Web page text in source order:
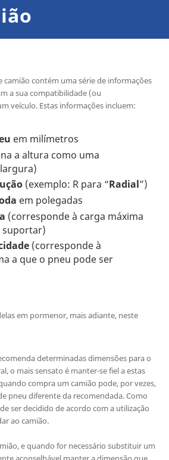
camião contém uma série de informações
a sua compatibilidade (ou
veículo. Estas informações incluem:
em milímetros
a altura como uma
(exemplo: R para “Radial”)
em polegadas
(corresponde à carga máxima
suportar)
(corresponde à
a que o pneu pode ser
em pormenor, mais adiante, neste
determinadas dimensões para o
o mais sensato é manter-se fiel a estas
compra um camião pode, por vezes,
pneu diferente da recomendada. Como
ser decidido de acordo com a utilização
ao camião.
e quando for necessário substituir um